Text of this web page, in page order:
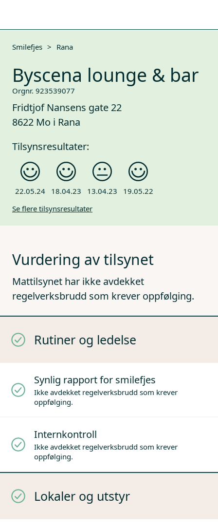
Smilefjes > Rana
Byscena lounge & bar
Orgnr. 923539077
Fridtjof Nansens gate 22
8622 Mo i Rana
Tilsynsresultater:
22.05.24 18.04.23 13.04.23
19.05.22
Se flere tilsynsresultater
Vurdering av tilsynet
Mattilsynet har ikke avdekket
regelverksbrudd som krever oppfølging.
Rutiner og ledelse
Synlig rapport for smilefjes
Ikke avdekket regelverksbrudd som krever
oppfølging.
Internkontroll
Ikke avdekket regelverksbrudd som krever
oppfølging.
Lokaler og utstyr